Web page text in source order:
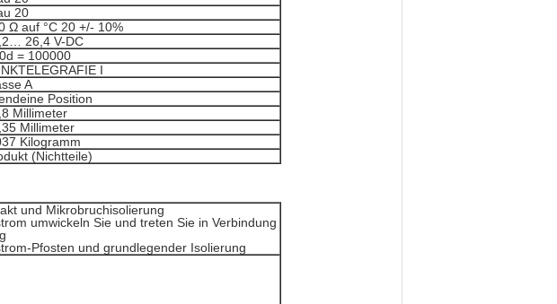
20
Ω auf °C 20 +/- 10%
26,4 V-DC
= 100000
I
A
Position
Millimeter
Millimeter
Kilogramm
(Nichtteile)
und Mikrobruchisolierung
umwickeln Sie und treten Sie in Verbindung
Pfosten und grundlegender Isolierung